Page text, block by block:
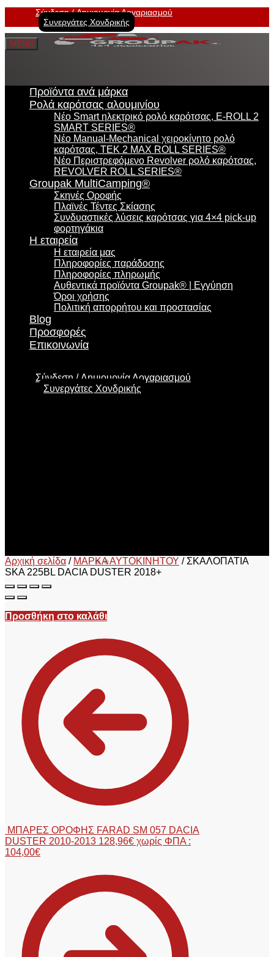
Σύνδεση
Δημιουργία Λογαριασμού
Συνεργάτες Χονδρικής
MENU
Προϊόντα ανά μάρκα
Ρολά καρότσας αλουμινίου
Νέο Smart ηλεκτρικό ρολό καρότσας, E-ROLL 2
SMART SERIES®
Νέο Manual-Mechanical χειροκίνητο ρολό
καρότσας, TEK 2 MAX ROLL SERIES®
Νέο Περιστρεφόμενο Revolver ρολό καρότσας,
REVOLVER ROLL SERIES®
Groupak MultiCamping®
Σκηνές Οροφής
Πλαϊνές Τέντες Σκίασης
Συνδυαστικές λύσεις καρότσας για 4×4 pick-up
φορτηγάκια
Η εταιρεία
Η εταιρεία μας
Πληροφορίες παράδοσης
Πληροφορίες πληρωμής
Αυθεντικά προϊόντα Groupak® | Εγγύηση
Όροι χρήσης
Πολιτική απορρήτου και προστασίας
Blog
Προσφορές
Επικοινωνία
Σύνδεση
Δημιουργία Λογαριασμού
Συνεργάτες Χονδρικής
Αρχική σελίδα / ΜΑΡΚΑ ΑΥΤΟΚΙΝΗΤΟΥ / ΣΚΑΛΟΠΑΤΙΑ
SKA 225BL DACIA DUSTER 2018+
Προσθήκη στο καλάθι
ΜΠΑΡΕΣ ΟΡΟΦΗΣ FARAD SM 057 DACIA
DUSTER 2010-2013 128,96€ χωρίς ΦΠΑ :
104,00€